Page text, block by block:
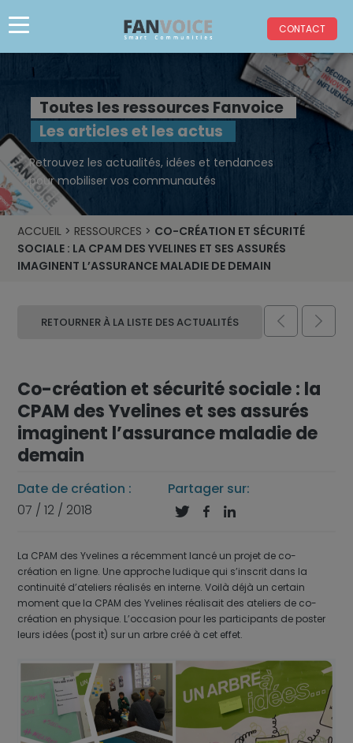
CONTACT
Toutes les ressources Fanvoice
Les articles et les actus
Retrouvez les actualités, idées et tendances
pour mobiliser vos communautés
ACCUEIL> RESSOURCES > CO-CRÉATION ET SÉCURITÉ
SOCIALE : LA CPAM DES YVELINES ET SES ASSURÉS
IMAGINENT L’ASSURANCE MALADIE DE DEMAIN
RETOURNER À LA LISTE DES ACTUALITÉS  
Co-création et sécurité sociale : la
CPAM des Yvelines et ses assurés
imaginent l’assurance maladie de
demain
Date de création :
07 / 12 / 2018
Partager sur:
  
La CPAM des Yvelines a récemment lancé un projet de co-
création en ligne. Une approche ludique qui s’inscrit dans la
continuité d’ateliers réalisés en interne. Voilà déjà un certain
moment que la CPAM des Yvelines réalisait des ateliers de co-
création en physique. L’occasion pour les participants de poster
leurs idées (post it) sur un arbre créé à cet effet.